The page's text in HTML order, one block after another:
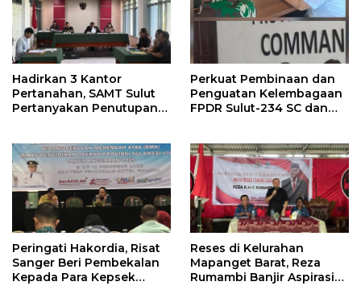
Hadirkan 3 Kantor
Pertanahan, SAMT Sulut
Pertanyakan Penutupan
Perkuat Pembinaan dan
Penguatan Kelembagaan
FPDR Sulut-234 SC dan
Peringati Hakordia, Risat
Sanger Beri Pembekalan
Kepada Para Kepsek
Reses di Kelurahan
Mapanget Barat, Reza
Rumambi Banjir Aspirasi